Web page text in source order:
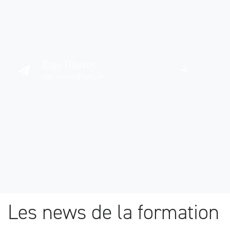
Les news de la formation